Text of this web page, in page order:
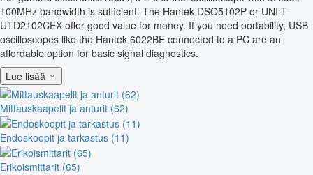
100MHz bandwidth is sufficient. The Hantek DSO5102P or UNI-T
UTD2102CEX offer good value for money. If you need portability, USB
oscilloscopes like the Hantek 6022BE connected to a PC are an
affordable option for basic signal diagnostics.
Lue lisää
Mittauskaapelit ja anturit (62)
Endoskoopit ja tarkastus (11)
Erikoismittarit (65)